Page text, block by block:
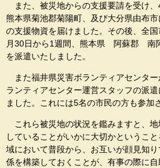
また、被災地からの支援要請を受け
熊本県菊池郡菊陽町、及び大分県由布
の支援物資を届けました。その後、全
月30日から1週間、熊本県 阿蘇郡 南
を派遣いたしました。
また福井県災害ボランティアセンタ
ランティアセンター運営スタッフの派
ました。これには5名の市民の方も参加
これら被災地の状況を鑑みますと、地
していることがいかに大切かというこ
域において普段から、お互いが顔見知
係を構築しておくことが、有事の際に